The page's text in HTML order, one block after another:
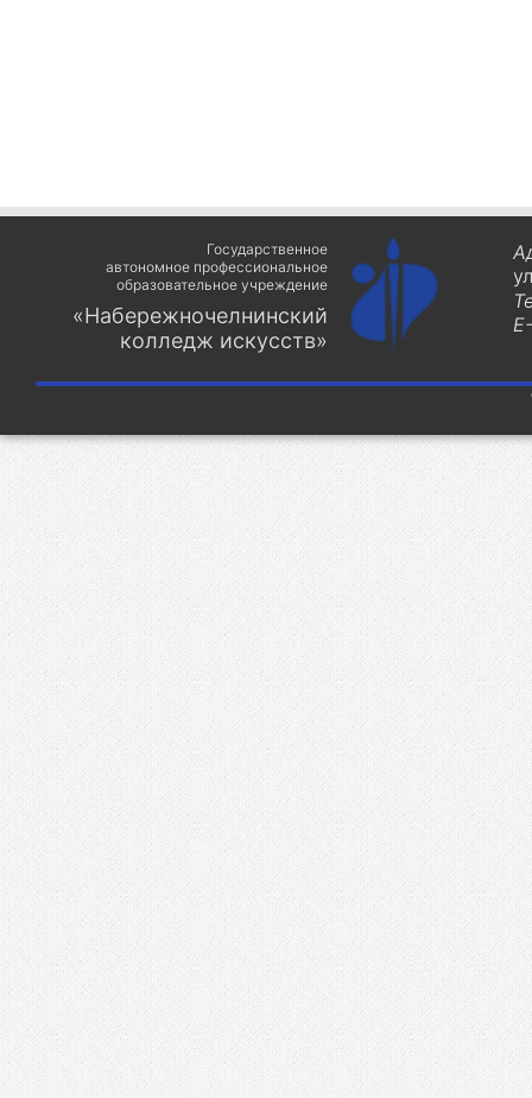
Государственное
автономное профессиональное
образовательное учреждение
«Набережночелнинский
колледж искусств»